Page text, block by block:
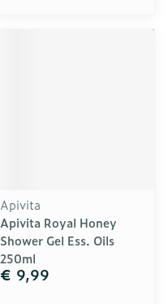
Apivita
Apivita Royal Honey
Shower Gel Ess. Oils
250ml
€ 9,99